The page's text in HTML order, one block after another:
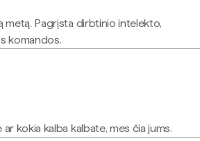
metą. Pagrįsta dirbtinio intelekto,
komandos.
kokia kalba kalbate, mes čia jums.